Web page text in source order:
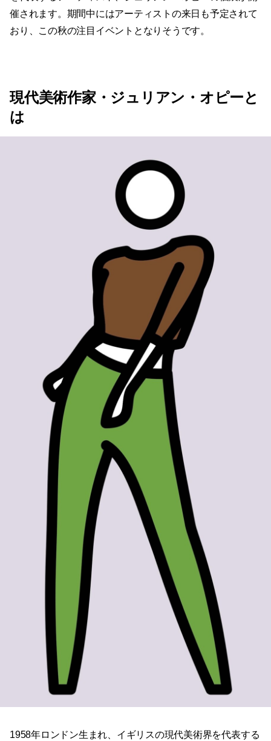
催されます。期間中にはアーティストの来日も予定されて
おり、この秋の注目イベントとなりそうです。
現代美術作家・ジュリアン・オピーと
は
1958年ロンドン生まれ、イギリスの現代美術界を代表する